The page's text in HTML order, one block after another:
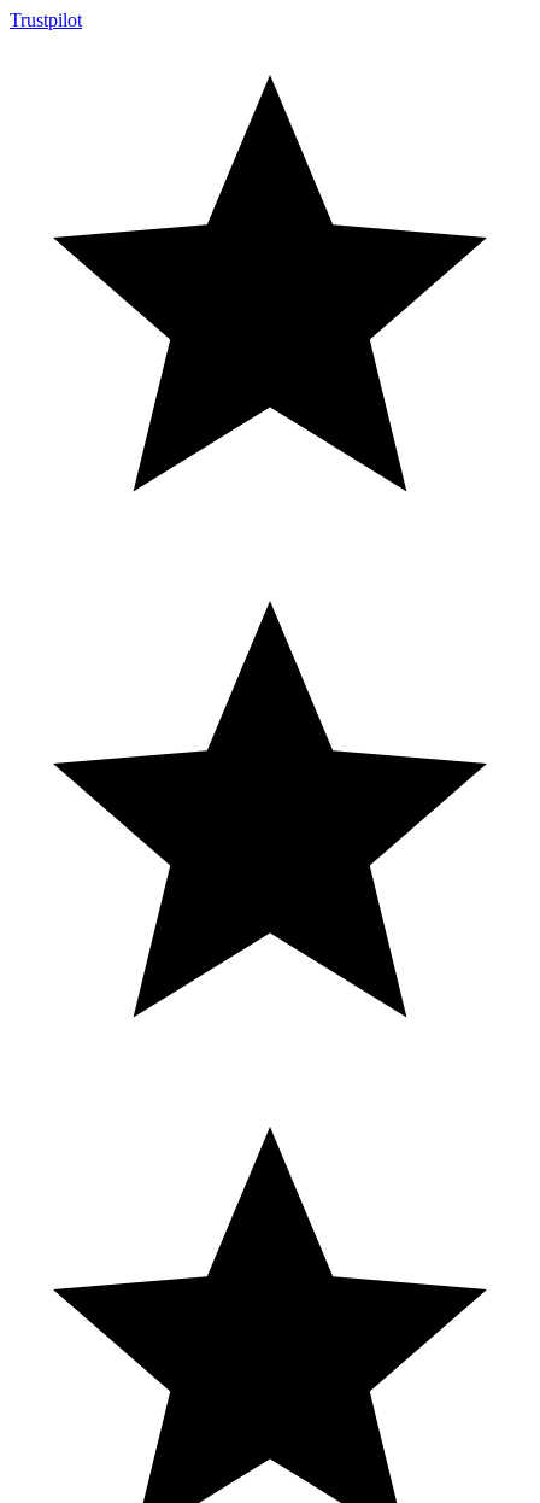
Trustpilot